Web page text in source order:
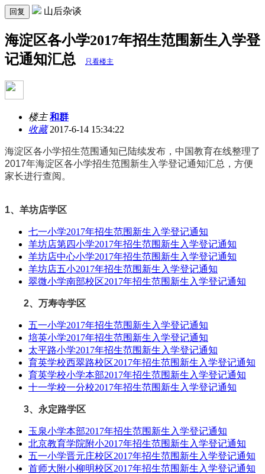
回复 山后杂谈
海淀区各小学2017年招生范围新生入学登
记通知汇总
只看楼主
楼主 和群
收藏2017-6-14 15:34:22
海淀区各小学招生范围通知已陆续发布，中国教育在线整理了
2017年海淀区各小学招生范围新生入学登记通知汇总，方便
家长进行查阅。
1、羊坊店学区
七一小学2017年招生范围新生入学登记通知
羊坊店第四小学2017年招生范围新生入学登记通知
羊坊店中心小学2017年招生范围新生入学登记通知
羊坊店五小2017年招生范围新生入学登记通知
翠微小学南部校区2017年招生范围新生入学登记通知
2、万寿寺学区
五一小学2017年招生范围新生入学登记通知
培英小学2017年招生范围新生入学登记通知
太平路小学2017年招生范围新生入学登记通知
育英学校西翠路校区2017年招生范围新生入学登记通知
育英学校小学本部2017年招生范围新生入学登记通知
十一学校一分校2017年招生范围新生入学登记通知
3、永定路学区
玉泉小学本部2017年招生范围新生入学登记通知
北京教育学院附小2017年招生范围新生入学登记通知
五一小学晋元庄校区2017年招生范围新生入学登记通知
首师大附小柳明校区2017年招生范围新生入学登记通知